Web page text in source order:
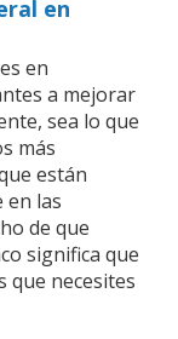
en
en
a mejorar
sea lo que
más
están
en las
de que
significa que
que necesites